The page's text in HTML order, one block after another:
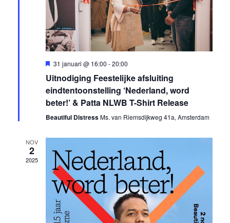
Uitgelicht
31 januari @ 16:00 -20:00
Uitnodiging Feestelijke afsluiting
eindtentoonstelling ‘Nederland, word
beter!’ & Patta NLWB T-Shirt Release
Beautiful DistressMs. van Riemsdijkweg 41a, Amsterdam
NOV
2
2025